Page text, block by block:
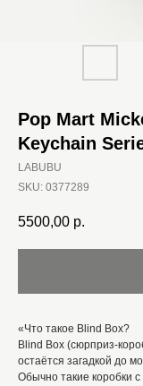
Pop Mart
Keychain
LABUBU
SKU: 0377289
5500,00 р.
«Что такое Blind Box?
Blind Box (сюрприз-
остаётся загадкой до
Обычно такие коробки